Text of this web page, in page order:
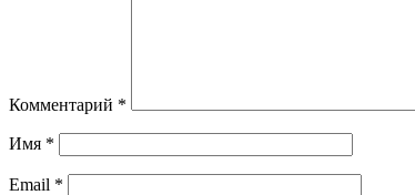
Комментарий *
Имя *
Email *